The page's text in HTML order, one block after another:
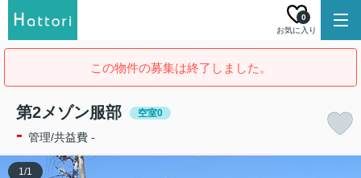
お気に入り
0
この物件の募集は終了しました。
第2メゾン服部 空室0
- 管理/共益費 -
1/1